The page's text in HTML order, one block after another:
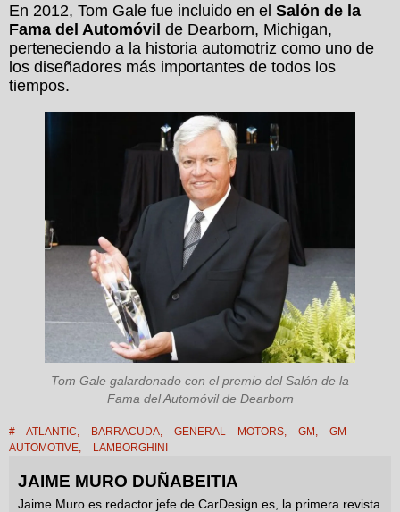
En 2012, Tom Gale fue incluido en el Salón de la
Fama del Automóvil de Dearborn, Michigan,
perteneciendo a la historia automotriz como uno de
los diseñadores más importantes de todos los
tiempos.
Tom Gale galardonado con el premio del Salón de la
Fama del Automóvil de Dearborn
# ATLANTIC BARRACUDA GENERAL MOTORS GM
GM
AUTOMOTIVE
LAMBORGHINI
JAIME MURO DUÑABEITIA
Jaime Muro es redactor jefe de CarDesign.es, la primera revista